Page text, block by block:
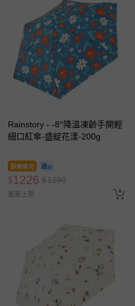
本島
賞期／猶豫期權益，但此期間
必須是未經使用的全新狀態，
件及贈品等。
由媽咪愛負責處理，若非瑕疵
已出貨』中查詢該筆訂單，
我們將依序為您處理
價計算，活動贈品亦需一併退
規定，不適用七天鑑賞期/猶
解約時即將逾期（例如生鮮
Rainstory - -8°降溫凍齡手開輕
細口紅傘-盛綻花漾-200g
即將售完
$1226 $1290
最新上架